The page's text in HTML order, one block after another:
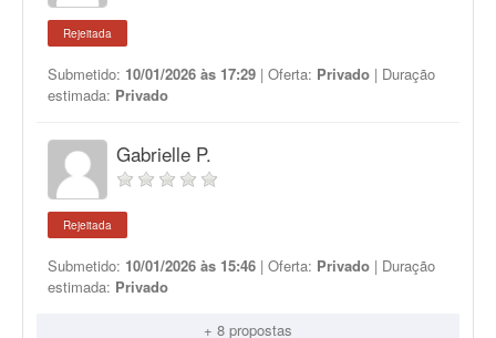
Rejeitada
Submetido: 10/01/2026 às 17:29 | Oferta: Privado | Duração
estimada: Privado
Gabrielle P.
Rejeitada
Submetido: 10/01/2026 às 15:46 | Oferta: Privado | Duração
estimada: Privado
+ 8 propostas